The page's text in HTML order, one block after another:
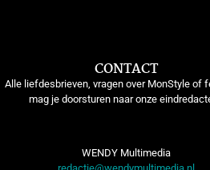
CONTACT
Alle liefdesbrieven, vragen over MonStyle of
mag je doorsturen naar onze
WENDY Multimedia